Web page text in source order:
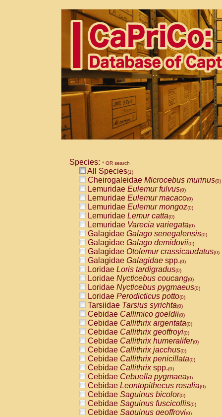
Species: * OR search
All Species(1)
Cheirogaleidae Microcebus murinus(0)
Lemuridae Eulemur fulvus(0)
Lemuridae Eulemur macaco(0)
Lemuridae Eulemur mongoz(0)
Lemuridae Lemur catta(0)
Lemuridae Varecia variegata(0)
Galagidae Galago senegalensis(0)
Galagidae Galago demidovii(0)
Galagidae Otolemur crassicaudatus(0)
Galagidae Galagidae spp.(0)
Loridae Loris tardigradus(0)
Loridae Nycticebus coucang(0)
Loridae Nycticebus pygmaeus(0)
Loridae Perodicticus potto(0)
Tarsiidae Tarsius syrichta(0)
Cebidae Callimico goeldii(0)
Cebidae Callithrix argentata(0)
Cebidae Callithrix geoffroyi(0)
Cebidae Callithrix humeralifer(0)
Cebidae Callithrix jacchus(0)
Cebidae Callithrix penicillata(0)
Cebidae Callithrixspp.(0)
Cebidae Cebuella pygmaea(0)
Cebidae Leontopithecus rosalia(0)
Cebidae Saguinus bicolor(0)
Cebidae Saguinus fuscicollis(0)
Cebidae Saguinus geoffroyi(0)